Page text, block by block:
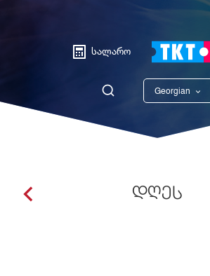
სალარო
Georgian
ᲓᲦᲔᲡ